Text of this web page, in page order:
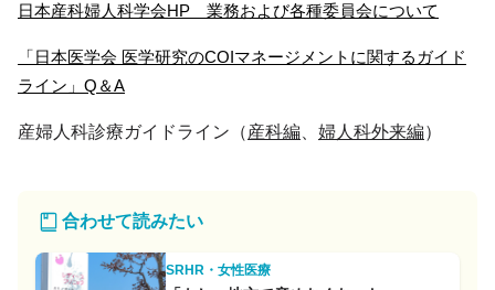
日本産科婦人科学会HP　業務および各種委員会について
「日本医学会 医学研究のCOIマネージメントに関するガイド
ライン」Q＆A
産婦人科診療ガイドライン（産科編 婦人科外来編）
合わせて読みたい
SRHR・女性医療